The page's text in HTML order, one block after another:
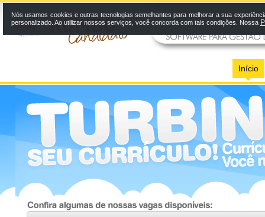
Início
Nós usamos cookies e outras tecnologias semelhantes para melhorar a sua
personalizado. Ao utilizar nossos serviços, você concorda com tais condições. Nossa